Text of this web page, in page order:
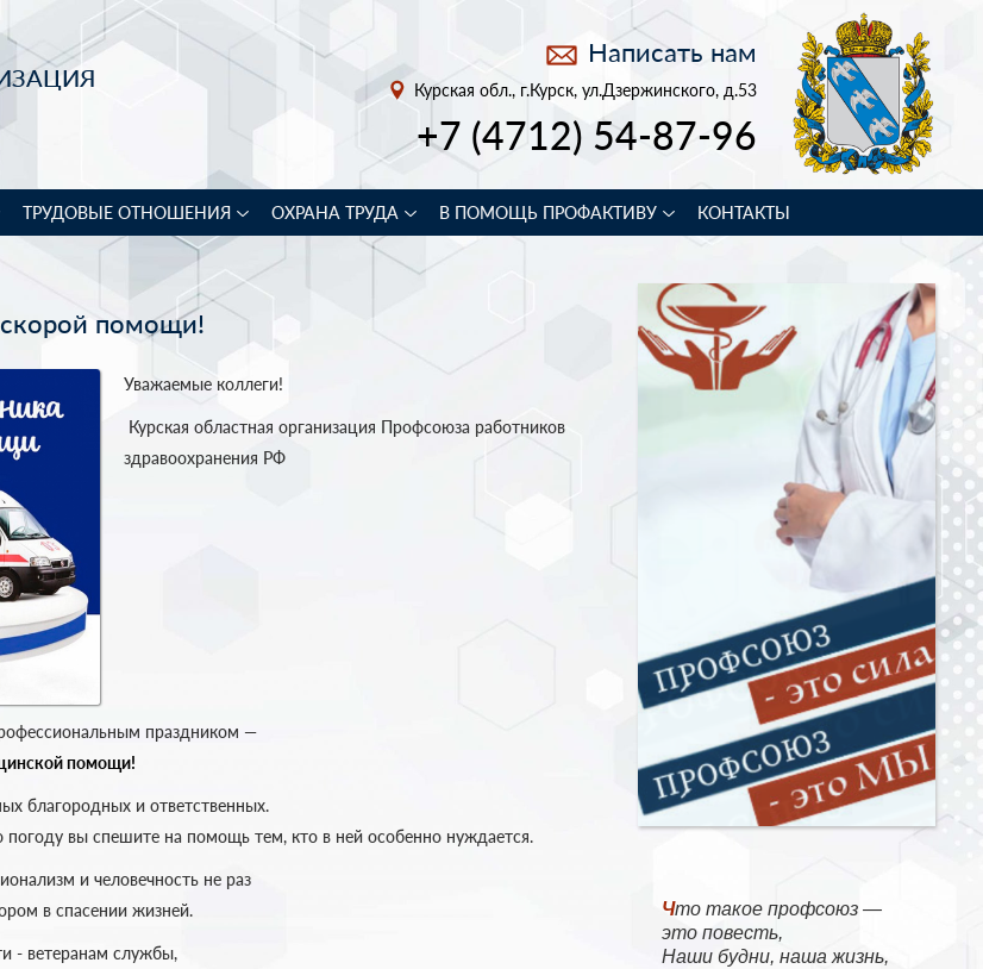
Написать нам
Курская обл., г.Курск, ул.Дзержинского, д.53
+7 (4712) 54-87-96
ТРУДОВЫЕ ОТНОШЕНИЯ ОХРАНА ТРУДА В ПОМОЩЬ ПРОФАКТИВУ КОНТАКТЫ
Что такое профсоюз —
это повесть,
Наши будни, наша жизнь,
помощи!
Уважаемые коллеги!
Курская областная организация Профсоюза работников
здравоохранения РФ
праздником —
помощи!
благородных и ответственных.
вы спешите на помощь тем, кто в ней особенно нуждается.
и человечность не раз
в спасении жизней.
- ветеранам службы,